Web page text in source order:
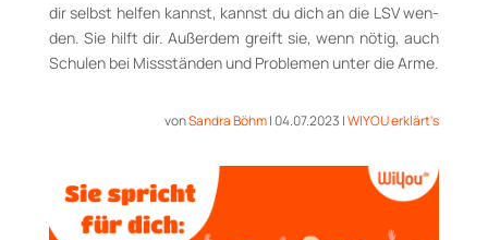
dir selbst helfen kannst, kannst du dich an die LSV wen­
den. Sie hilft dir. Außerdem greift sie, wenn nö­tig, auch
Schulen bei Miss­stän­den und Pro­ble­men unter die Arme.
vonSandra Böhm|04.07.2023 |WIYOU erklärt's